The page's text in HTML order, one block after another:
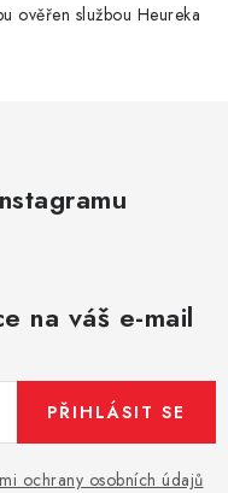
ověřen službou Heureka
na váš e-mail
ochrany osobních údajů
PŘIHLÁSIT SE